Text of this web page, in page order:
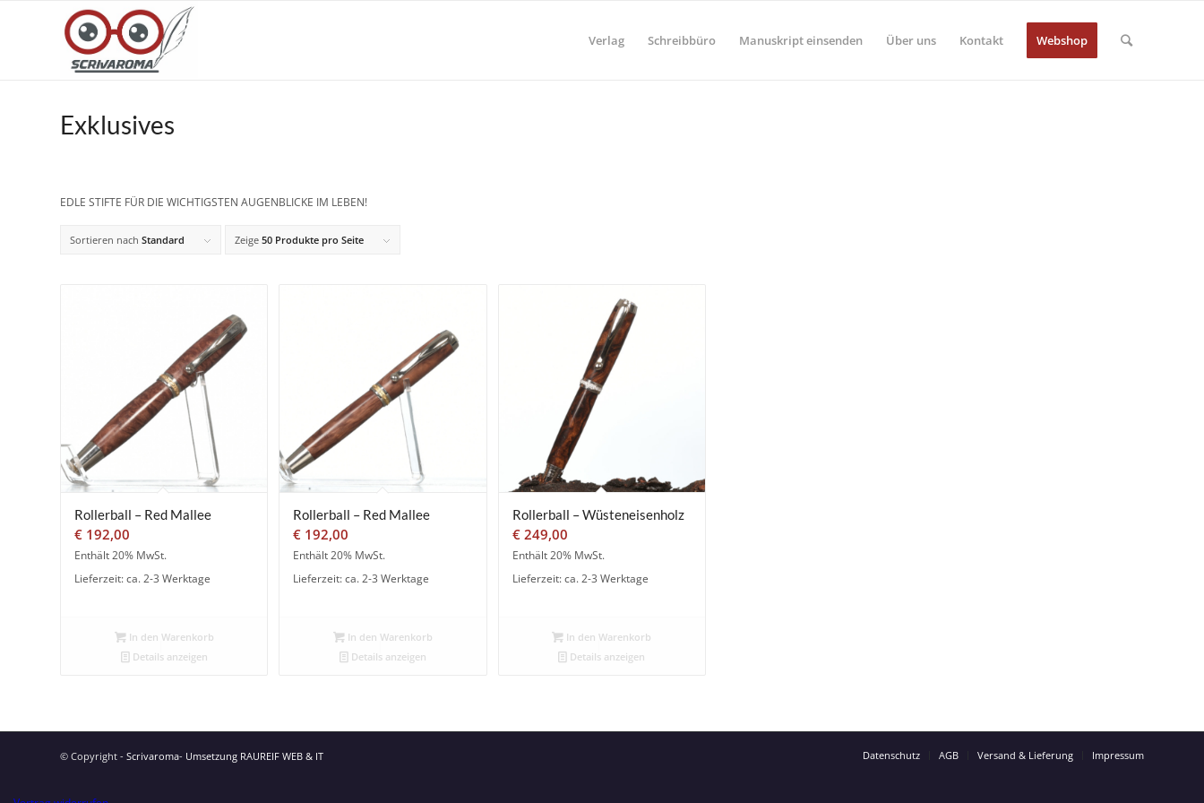
Verlag Schreibbüro Manuskript einsenden Über uns Kontakt Webshop
Exklusives
EDLE STIFTE FÜR DIE WICHTIGSTEN AUGENBLICKE IM LEBEN!
Sortieren nach Standard Zeige 50 Produkte pro Seite
Rollerball – Red Mallee
€ 192,00
Enthält 20% MwSt.
Lieferzeit: ca. 2-3 Werktage
In den Warenkorb
Details anzeigen
Rollerball – Red Mallee
€ 192,00
Enthält 20% MwSt.
Lieferzeit: ca. 2-3 Werktage
In den Warenkorb
Details anzeigen
Rollerball – Wüsteneisenholz
€249,00
Enthält 20% MwSt.
Lieferzeit: ca. 2-3 Werktage
In den Warenkorb
Details anzeigen
© Copyright - Scrivaroma- Umsetzung RAUREIF WEB & IT Datenschutz AGB Versand & Lieferung Impressum